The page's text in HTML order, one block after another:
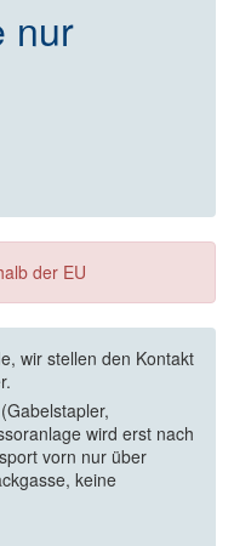
nur
der EU
wir stellen den Kontakt
wird erst nach
vorn nur über
keine